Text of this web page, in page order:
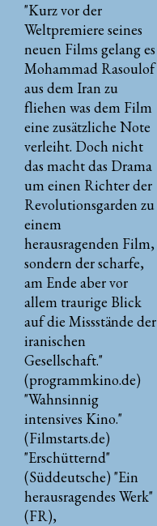
"Kurz vor der
Weltpremiere seines
neuen Films gelang es
Mohammad Rasoulof
aus dem Iran zu
fliehen was dem Film
eine zusätzliche Note
verleiht. Doch nicht
das macht das Drama
um einen Richter der
Revolutionsgarden zu
einem
herausragenden Film,
sondern der scharfe,
am Ende aber vor
allem traurige Blick
auf die Missstände der
iranischen
Gesellschaft."
(programmkino.de)
"Wahnsinnig
intensives Kino."
(Filmstarts.de)
"Erschütternd"
(Süddeutsche) "Ein
herausragendes Werk"
(FR),